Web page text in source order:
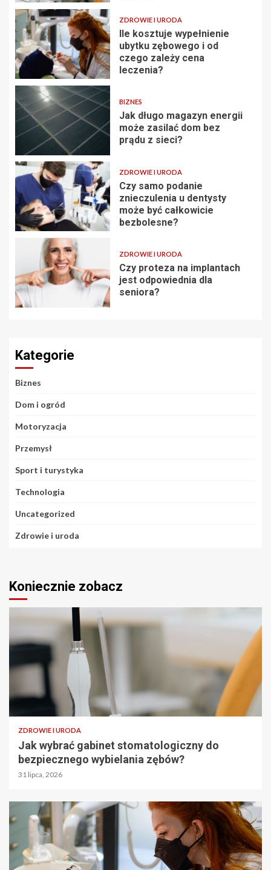
ZDROWIE I URODA
Ile kosztuje wypełnienie
ubytku zębowego i od
czego zależy cena
leczenia?
BIZNES
Jak długo magazyn energii
może zasilać dom bez
prądu z sieci?
ZDROWIE I URODA
Czy samo podanie
znieczulenia u dentysty
może być całkowicie
bezbolesne?
ZDROWIE I URODA
Czy proteza na implantach
jest odpowiednia dla
seniora?
Kategorie
Biznes
Dom i ogród
Motoryzacja
Przemysł
Sport i turystyka
Technologia
Uncategorized
Zdrowie i uroda
Koniecznie zobacz
ZDROWIE I URODA
Jak wybrać gabinet stomatologiczny do
bezpiecznego wybielania zębów?
31 lipca, 2026